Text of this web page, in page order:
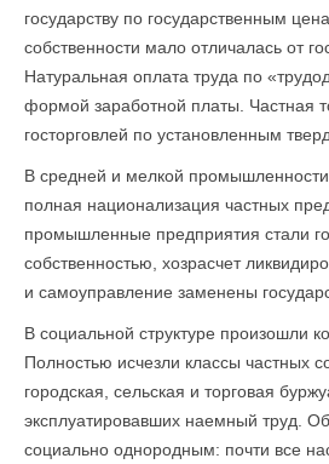
государству по государственным
собственности мало отличалась от
Натуральная оплата труда по
формой заработной платы. Частная
госторговлей по установленным
В средней и мелкой
полная национализация частных
промышленные предприятия стали
собственностью, хозрасчет
и самоуправление заменены
В социальной структуре произошли
Полностью исчезли классы частных
городская, сельская и торговая
эксплуатировавших наемный труд.
социально однородным: почти все